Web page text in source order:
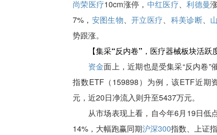
尚荣医疗10cm涨停， 中红医疗、利德曼
7%， 安图生物、开立医疗、 科美诊断、
势跟涨。
【集采“反内卷”，医疗器械板块活跃
资金面上，近期也是受集采“反内卷
指数ETF（159898）为例，该ETF近期
元，近20日净流入则升至5437万元。
从市场表现上看，自今年6月19日低
14%，大幅跑赢同期沪深300指数、上证